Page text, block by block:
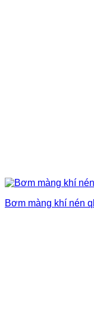
Bơm màng khí nén